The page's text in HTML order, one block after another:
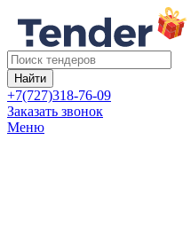
Найти
+7(727)318-76-09
Заказать звонок
Меню